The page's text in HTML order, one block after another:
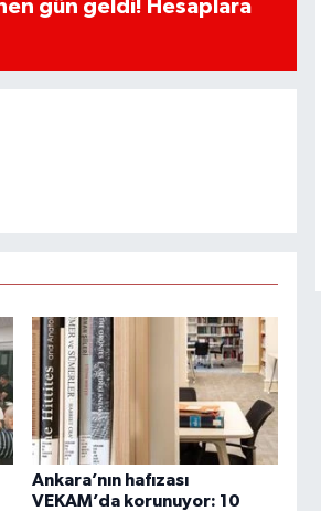
gün geldi! Hesaplara
Ankara’nın hafızası
VEKAM’da korunuyor: 10